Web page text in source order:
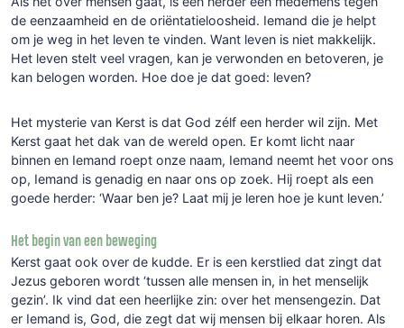
de eenzaamheid en de oriëntatieloosheid. Iemand die je helpt
om je weg in het leven te vinden. Want leven is niet makkelijk.
Het leven stelt veel vragen, kan je verwonden en betoveren, je
kan belogen worden. Hoe doe je dat goed: leven?
Het mysterie van Kerst is dat God zélf een herder wil zijn. Met
Kerst gaat het dak van de wereld open. Er komt licht naar
binnen en Iemand roept onze naam, Iemand neemt het voor ons
op, Iemand is genadig en naar ons op zoek. Hij roept als een
goede herder: ‘Waar ben je? Laat mij je leren hoe je kunt leven.’
Het begin van een beweging
Kerst gaat ook over de kudde. Er is een kerstlied dat zingt dat
Jezus geboren wordt ‘tussen alle mensen in, in het menselijk
gezin’. Ik vind dat een heerlijke zin: over het mensengezin. Dat
er Iemand is, God, die zegt dat wij mensen bij elkaar horen. Als